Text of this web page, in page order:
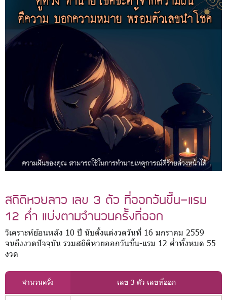
สถิติหวยลาว เลข 3 ตัว ที่ออกวันขึ้น-แรม
12 ค่ำ แบ่งตามจำนวนครั้งที่ออก
วิเคราะห์ย้อนหลัง 10 ปี นับตั้งแต่งวดวันที่ 16 มกราคม 2559
จนถึงงวดปัจจุบัน รวมสถิติหวยออกวันขึ้น-แรม 12 ค่ำทั้งหมด 55
งวด
จำนวนครั้ง เลข 3 ตัว เลขที่ออก